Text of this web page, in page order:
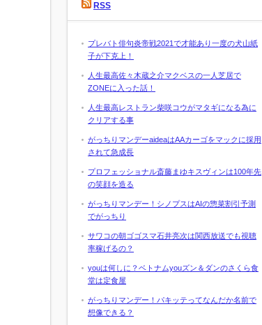
RSS
プレバト俳句炎帝戦2021で才能あり一度の犬山紙
子が下克上！
人生最高佐々木蔵之介マクベスの一人芝居で
ZONEに入った話！
人生最高レストラン柴咲コウがマタギになる為に
クリアする事
がっちりマンデーaideaはAAカーゴをマックに採用
されて急成長
プロフェッショナル斎藤まゆキスヴィンは100年先
の笑顔を造る
がっちりマンデー！シノプスはAIの惣菜割引予測
でがっちり
サワコの朝ゴゴスマ石井亮次は関西放送でも視聴
率稼げるの？
youは何しに？ベトナムyouズン＆ダンのさくら食
堂は定食屋
がっちりマンデー！パキッテってなんだか名前で
想像できる？